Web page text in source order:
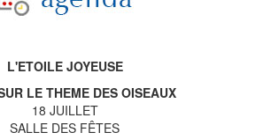
L'ETOILE JOYEUSE
LE THEME DES OISEAUX
18 JUILLET
SALLE DES FÊTES